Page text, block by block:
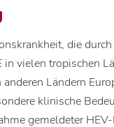
die
vielen tropischen
Ländern
klinische
gemeldeter